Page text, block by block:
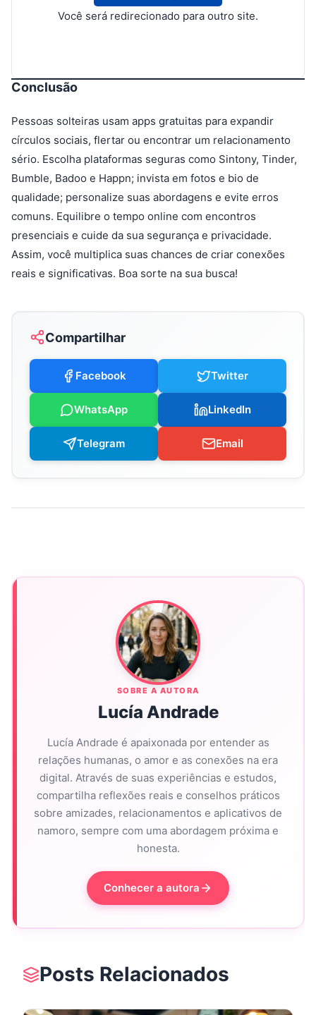
Você será redirecionado para outro site.
Conclusão
Pessoas solteiras usam apps gratuitas para expandir
círculos sociais, flertar ou encontrar um relacionamento
sério. Escolha plataformas seguras como Sintony, Tinder,
Bumble, Badoo e Happn; invista em fotos e bio de
qualidade; personalize suas abordagens e evite erros
comuns. Equilibre o tempo online com encontros
presenciais e cuide da sua segurança e privacidade.
Assim, você multiplica suas chances de criar conexões
reais e significativas. Boa sorte na sua busca!
Compartilhar
Facebook Twitter
WhatsApp LinkedIn
Telegram Email
SOBRE A AUTORA
Lucía Andrade
Lucía Andrade é apaixonada por entender as
relações humanas, o amor e as conexões na era
digital. Através de suas experiências e estudos,
compartilha reflexões reais e conselhos práticos
sobre amizades, relacionamentos e aplicativos de
namoro, sempre com uma abordagem próxima e
honesta.
Conhecer a autora
Posts Relacionados